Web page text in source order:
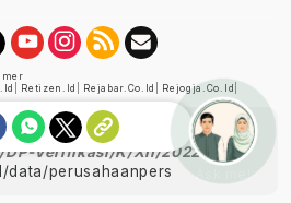
Retizen.id Rejabar.co.id Rejogja.co.id
oleh Dewan Pers
DP-Verifikasi/K/XII/2022
data/perusahaanpers
Ask me!